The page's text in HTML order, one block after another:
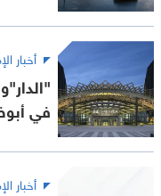
أخبار
في
أخبار